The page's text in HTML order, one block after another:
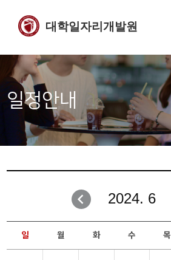
대학일자리개발원
일정안내
2024. 6
일 월 화 수 목